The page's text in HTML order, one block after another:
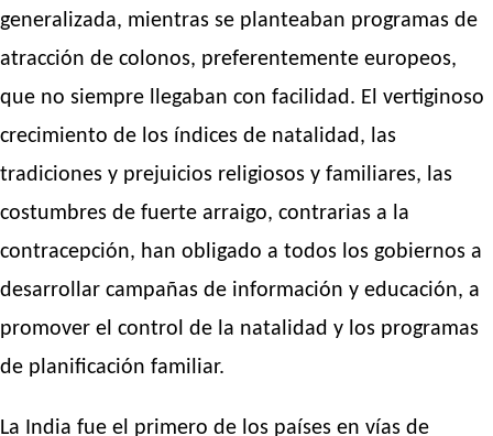
generalizada, mientras se planteaban programas de
atracción de colonos, preferentemente europeos,
que no siempre llegaban con facilidad. El vertiginoso
crecimiento de los índices de natalidad, las
tradiciones y prejuicios religiosos y familiares, las
costumbres de fuerte arraigo, contrarias a la
contracepción, han obligado a todos los gobiernos a
desarrollar campañas de información y educación, a
promover el control de la natalidad y los programas
de planificación familiar.
La India fue el primero de los países en vías de